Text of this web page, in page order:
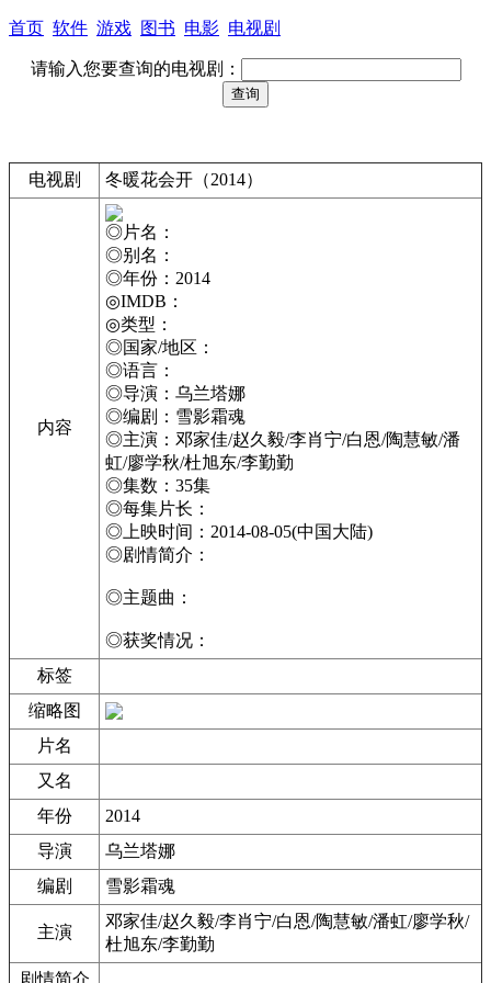
首页 软件 游戏 图书 电影 电视剧
请输入您要查询的电视剧：
电视剧 冬暖花会开（2014）
内容
◎片名：
◎别名：
◎年份：2014
◎IMDB：
◎类型：
◎国家/地区：
◎语言：
◎导演：乌兰塔娜
◎编剧：雪影霜魂
◎主演：邓家佳/赵久毅/李肖宁/白恩/陶慧敏/潘
虹/廖学秋/杜旭东/李勤勤
◎集数：35集
◎每集片长：
◎上映时间：2014-08-05(中国大陆)
◎剧情简介：
◎主题曲：
◎获奖情况：
标签
缩略图
片名
又名
年份
2014
导演
乌兰塔娜
编剧
雪影霜魂
主演
邓家佳/赵久毅/李肖宁/白恩/陶慧敏/潘虹/廖学秋/
杜旭东/李勤勤
剧情简介